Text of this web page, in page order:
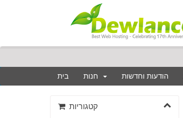
בית הודעות וחדשות
קטגוריות